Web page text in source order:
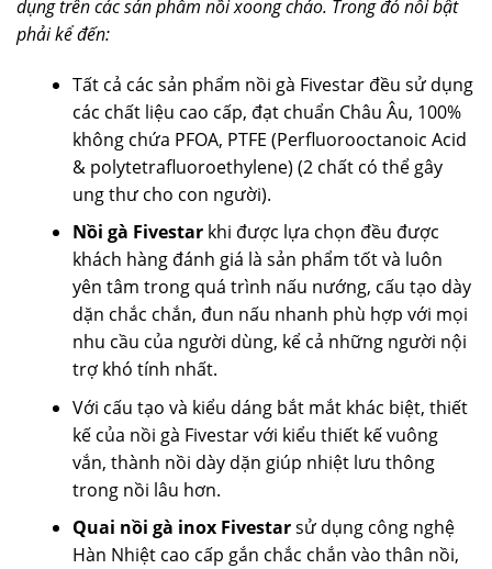
dụng trên các sản phẩm nồi xoong chảo. Trong đó nổi bật
phải kể đến:
Tất cả các sản phẩm nồi gà Fivestar đều sử dụng
các chất liệu cao cấp, đạt chuẩn Châu Âu, 100%
không chứa PFOA, PTFE (Perfluorooctanoic Acid
& polytetrafluoroethylene) (2 chất có thể gây
ung thư cho con người).
Nồi gà Fivestarkhi được lựa chọn đều được
khách hàng đánh giá là sản phẩm tốt và luôn
yên tâm trong quá trình nấu nướng, cấu tạo dày
dặn chắc chắn, đun nấu nhanh phù hợp với mọi
nhu cầu của người dùng, kể cả những người nội
trợ khó tính nhất.
Với cấu tạo và kiểu dáng bắt mắt khác biệt, thiết
kế của nồi gà Fivestar với kiểu thiết kế vuông
vắn, thành nồi dày dặn giúp nhiệt lưu thông
trong nồi lâu hơn.
Quai nồi gà inox Fivestarsử dụng công nghệ
Hàn Nhiệt cao cấp gắn chắc chắn vào thân nồi,